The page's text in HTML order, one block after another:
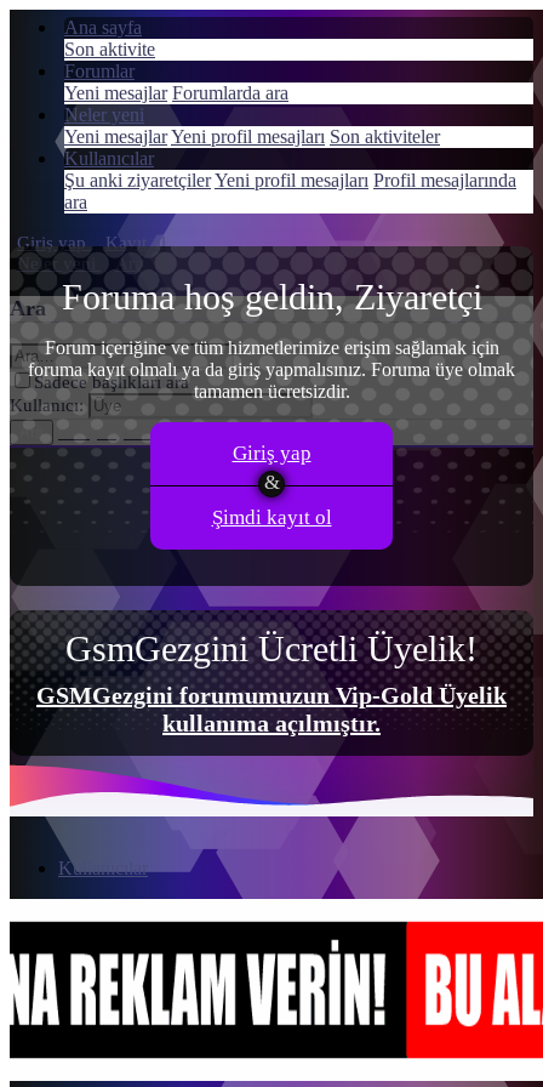
Ana sayfa
Son aktivite
Forumlar
Yeni mesajlar Forumlarda ara
Neler yeni
Yeni mesajlarYeni profil mesajları Son aktiviteler
Kullanıcılar
Şu anki ziyaretçilerYeni profil mesajları Profil mesajlarında
ara
Giriş yap
Kayıt ol
Neler yeni
Ara
Ara
Sadece başlıkları ara
Kullanıcı:
Ara Gelişmiş Arama…
Menü
Giriş yap
Kayıt ol
Foruma hoş geldin, Ziyaretçi
Forum içeriğine ve tüm hizmetlerimize erişim sağlamak için
foruma kayıt olmalı ya da giriş yapmalısınız. Foruma üye olmak
tamamen ücretsizdir.
Giriş yap
Şimdi kayıt ol
GsmGezgini Ücretli Üyelik!
GSMGezgini forumumuzun Vip-Gold Üyelik
kullanıma açılmıştır.
Kullanıcılar